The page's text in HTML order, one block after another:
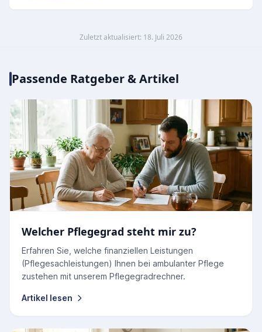
Zuletzt aktualisiert: 18. Juli 2026
Passende Ratgeber & Artikel
Welcher Pflegegrad steht mir zu?
Erfahren Sie, welche finanziellen Leistungen
(Pflegesachleistungen) Ihnen bei ambulanter Pflege
zustehen mit unserem Pflegegradrechner.
Artikel lesen